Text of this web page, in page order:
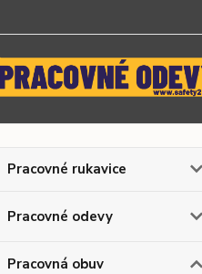
Pracovné rukavice
Pracovné odevy
Pracovná obuv